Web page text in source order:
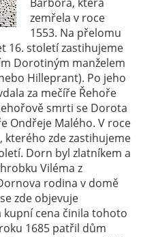
zemřela v roce
1553. Na přelomu
16. století zastihujeme
Dorotiným manželem
Hilleprant). Po jeho
za mečíře Řehoře
smrti se Dorota
Ondřeje Malého. V roce
kterého zde zastihujeme
Dorn byl zlatníkem a
Viléma z
rodina v domě
zde objevuje
kupní cena činila tohoto
1685 patřil dům